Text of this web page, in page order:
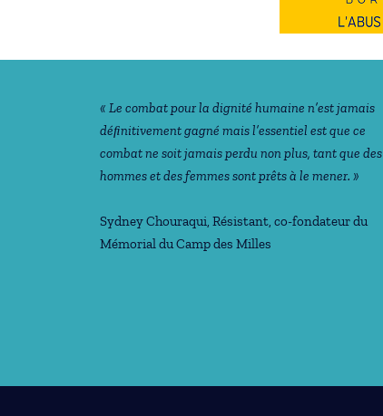
Notre philosophie
« Le combat pour la dignité humaine n’est jamais
déﬁnitivement gagné mais l’essentiel est que ce
combat ne soit jamais perdu non plus, tant que des
hommes et des femmes sont prêts à le mener. »
Sydney Chouraqui, Résistant, co-fondateur du
Mémorial du Camp des Milles